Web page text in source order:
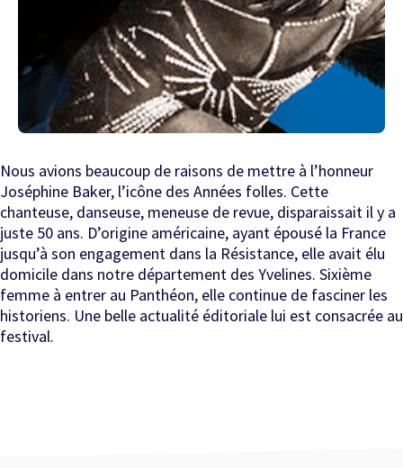
Nous avions beaucoup de raisons de mettre à l’honneur
Joséphine Baker, l’icône des Années folles. Cette
chanteuse, danseuse, meneuse de revue, disparaissait il y a
juste 50 ans. D’origine américaine, ayant épousé la France
jusqu’à son engagement dans la Résistance, elle avait élu
domicile dans notre département des Yvelines. Sixième
femme à entrer au Panthéon, elle continue de fasciner les
historiens. Une belle actualité éditoriale lui est consacrée au
festival.